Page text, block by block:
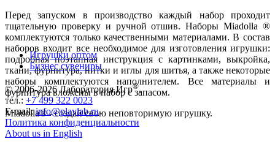
Перед запуском в производство каждый набор проходит
тщательную проверку и ручной отшив. Наборы Miadolla ®
комплектуются только качественными материалами. В состав
наборов входит все необходимое для изготовления игрушки:
подробная поэтапная инструкция с картинками, выкройка,
ткани, фурнитура, нитки и иглы для шитья, а также некоторые
наборы комплектуются наполнителем. Все материалы и
фурнитура вложены в набор с запасом.
Miadolla® - создай свою неповторимую игрушку.
Игрушки оптом
Бизнес сувениры
© 2006-2026 Лаборатория Игр®.
тел.: +7 499 322 0023
E-mail: info@playlab.ru
Политика конфиденциальности
About us in English